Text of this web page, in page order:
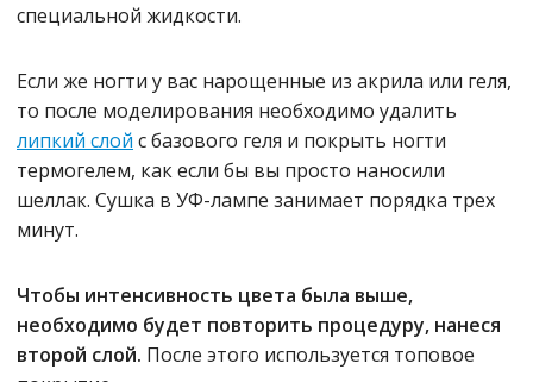
специальной жидкости.
Если же ногти у вас нарощенные из акрила или геля,
то после моделирования необходимо удалить
липкий слой с базового геля и покрыть ногти
термогелем, как если бы вы просто наносили
шеллак. Сушка в УФ-лампе занимает порядка трех
минут.
Чтобы интенсивность цвета была выше,
необходимо будет повторить процедуру, нанеся
второй слой. После этого используется топовое